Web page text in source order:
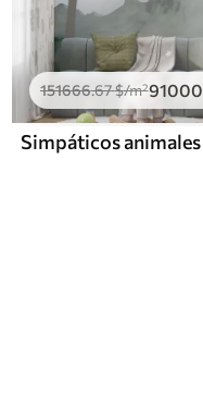
151666.67$/m²91000